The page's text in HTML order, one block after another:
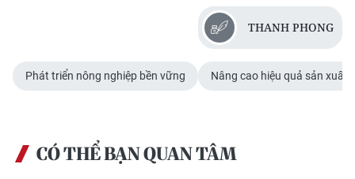
THANH PHONG
Phát triển nông nghiệp bền vững Nâng cao hiệu quả sản xuất
CÓ THỂ BẠN QUAN TÂM